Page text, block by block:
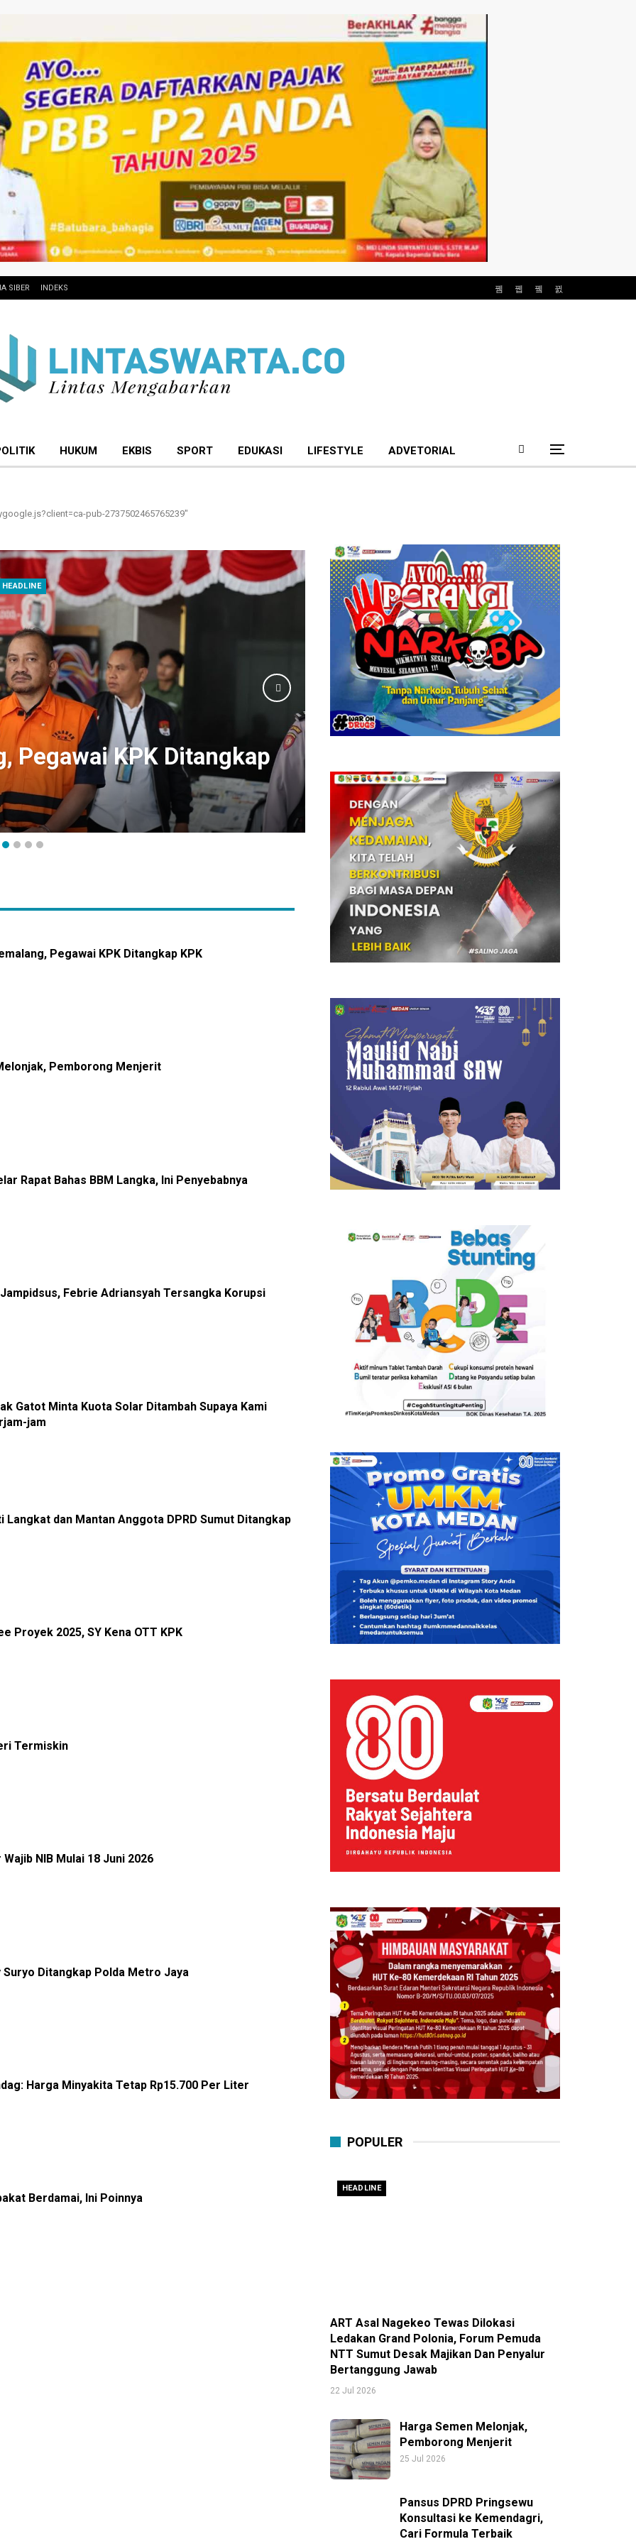
SIBER INDEKS
HUKUM EKBIS SPORT EDUKASI LIFESTYLE ADVETORIAL
pub-2737502465765239″
HEADLINE
HEADLINE
Pemborong Menjerit
HEADLINE
HEADLINE
Pegawai KPK Ditangkap KPK
Pemborong Menjerit
Rapat Bahas BBM Langka, Ini Penyebabnya
Febrie Adriansyah Tersangka Korupsi
Gatot Minta Kuota Solar Ditambah Supaya Kami
jam
Langkat dan Mantan Anggota DPRD Sumut Ditangkap
Proyek 2025, SY Kena OTT KPK
Termiskin
NIB Mulai 18 Juni 2026
Suryo Ditangkap Polda Metro Jaya
Harga Minyakita Tetap Rp15.700 Per Liter
Berdamai, Ini Poinnya
POPULER
HEADLINE
ART Asal Nagekeo Tewas Dilokasi
Ledakan Grand Polonia, Forum Pemuda
NTT Sumut Desak Majikan Dan Penyalur
Bertanggung Jawab
22 Jul 2026
Harga Semen Melonjak,
Pemborong Menjerit
25 Jul 2026
Pansus DPRD Pringsewu
Konsultasi ke Kemendagri,
Cari Formula Terbaik